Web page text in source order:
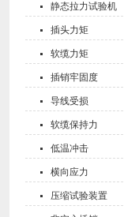
静态拉力试验机
插头力矩
软缆力矩
插销牢固度
导线受损
软缆保持力
低温冲击
横向应力
压缩试验装置